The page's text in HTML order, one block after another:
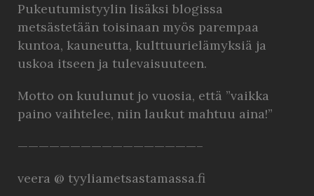
Pukeutumistyylin lisäksi blogissa
metsästetään toisinaan myös parempaa
kuntoa, kauneutta, kulttuurielämyksiä ja
uskoa itseen ja tulevaisuuteen.
Motto on kuulunut jo vuosia, että ”vaikka
paino vaihtelee, niin laukut mahtuu aina!”
—————————————————–
veera @ tyyliametsastamassa.fi